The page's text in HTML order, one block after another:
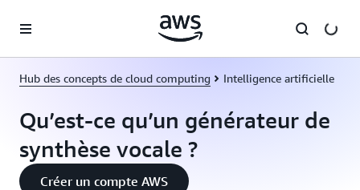
Hub des concepts de cloud computing Intelligence artificielle
Qu’est-ce qu’un générateur de
synthèse vocale ?
Créer un compte AWS